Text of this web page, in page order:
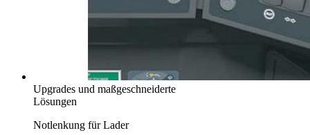
Upgrades und maßgeschneiderte
Lösungen
Notlenkung für Lader